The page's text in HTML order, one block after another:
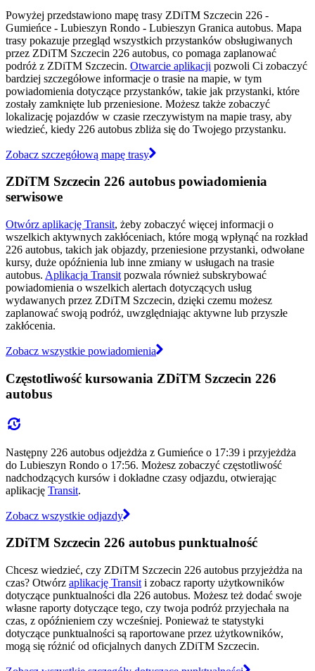
Powyżej przedstawiono mapę trasy ZDiTM Szczecin 226 -
Gumieńce - Lubieszyn Rondo - Lubieszyn Granica autobus. Mapa
trasy pokazuje przegląd wszystkich przystanków obsługiwanych
przez ZDiTM Szczecin 226 autobus, co pomaga zaplanować
podróż z ZDiTM Szczecin. Otwarcie aplikacji pozwoli Ci zobaczyć
bardziej szczegółowe informacje o trasie na mapie, w tym
powiadomienia dotyczące przystanków, takie jak przystanki, które
zostały zamknięte lub przeniesione. Możesz także zobaczyć
lokalizację pojazdów w czasie rzeczywistym na mapie trasy, aby
wiedzieć, kiedy 226 autobus zbliża się do Twojego przystanku.
Zobacz szczegółową mapę trasy
ZDiTM Szczecin 226 autobus powiadomienia
serwisowe
Otwórz aplikację Transit, żeby zobaczyć więcej informacji o
wszelkich aktywnych zakłóceniach, które mogą wpłynąć na rozkład
226 autobus, takich jak objazdy, przeniesione przystanki, odwołane
kursy, duże opóźnienia lub inne zmiany w usługach na trasie
autobus. Aplikacja Transit pozwala również subskrybować
powiadomienia o wszelkich alertach dotyczących usług
wydawanych przez ZDiTM Szczecin, dzięki czemu możesz
zaplanować swoją podróż, uwzględniając aktywne lub przyszłe
zakłócenia.
Zobacz wszystkie powiadomienia
Częstotliwość kursowania ZDiTM Szczecin 226
autobus
Następny 226 autobus odjeżdża z Gumieńce o 17:39 i przyjeżdża
do Lubieszyn Rondo o 17:56. Możesz zobaczyć częstotliwość
nadchodzących kursów i dokładne czasy odjazdu, otwierając
aplikację Transit.
Zobacz wszystkie odjazdy
ZDiTM Szczecin 226 autobus punktualność
Chcesz wiedzieć, czy ZDiTM Szczecin 226 autobus przyjeżdża na
czas? Otwórz aplikację Transit i zobacz raporty użytkowników
dotyczące punktualności dla 226 autobus. Możesz też dodać swoje
własne raporty dotyczące tego, czy twoja podróż przyjechała na
czas, z opóźnieniem czy wcześniej. Ponieważ te statystyki
dotyczące punktualności są raportowane przez użytkowników,
mogą się różnić od oficjalnych danych ZDiTM Szczecin.